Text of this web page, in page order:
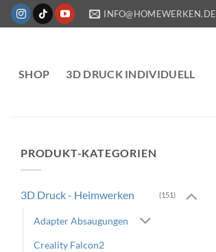
Zum
Inhalt
INFO@HOMEWERKEN.DE
SHOP 3D DRUCK INDIVIDUELL
PRODUKT-KATEGORIEN
3D Druck - Heimwerken (151)
Adapter Absaugungen
Creality Falcon2